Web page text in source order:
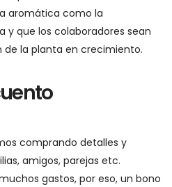
aromática como la
y que los colaboradores sean
de la planta en crecimiento.
comprando detalles y
amigos, parejas etc.
gastos, por eso, un bono